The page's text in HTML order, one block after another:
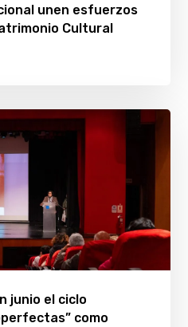
unen esfuerzos
Cultural
junio el ciclo
como